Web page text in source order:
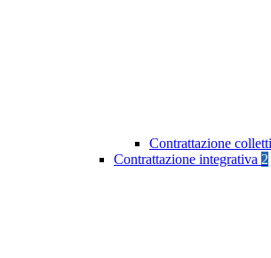
Contrattazione
Contrattazione integrativa 2